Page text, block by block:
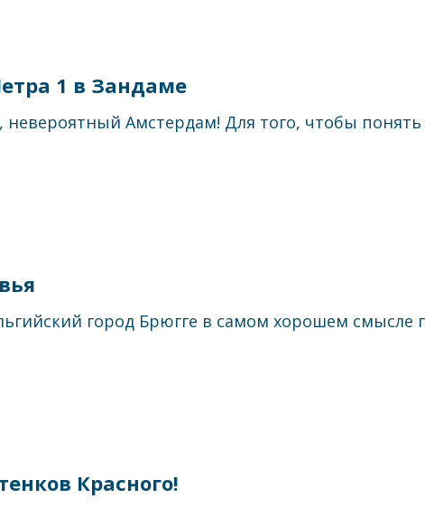
1 в Зандаме
Амстердам! Для того, чтобы понять
город Брюгге в самом хорошем смысле
Красного!